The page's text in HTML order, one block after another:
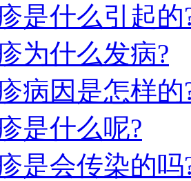
是什么引起的
为什么发病?
病因是怎样的
是什么呢?
是会传染的吗